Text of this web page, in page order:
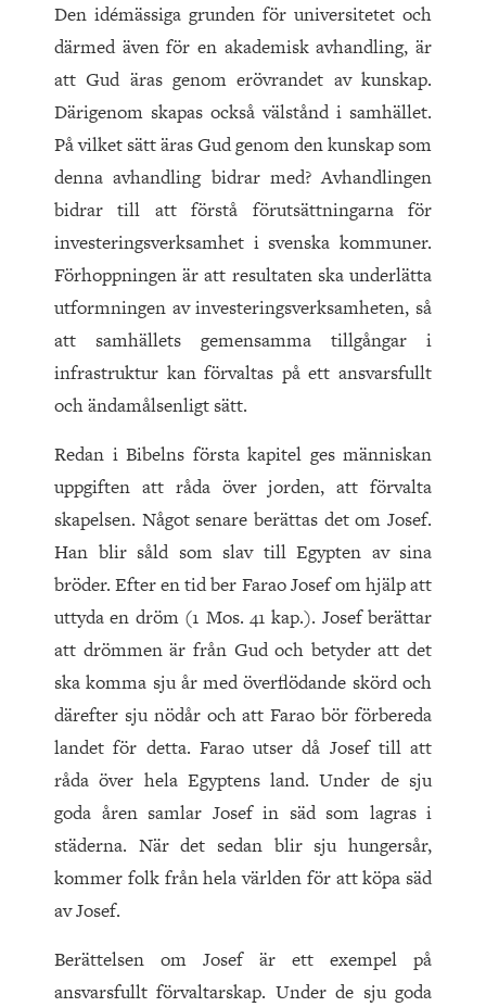
Den idémässiga grunden för universitetet och
därmed även för en akademisk avhandling, är
att Gud äras genom erövrandet av kunskap.
Därigenom skapas också välstånd i samhället.
På vilket sätt äras Gud genom den kunskap som
denna avhandling bidrar med? Avhandlingen
bidrar till att förstå förutsättningarna för
investeringsverksamhet i svenska kommuner.
Förhoppningen är att resultaten ska underlätta
utformningen av investeringsverksamheten, så
att samhällets gemensamma tillgångar i
infrastruktur kan förvaltas på ett ansvarsfullt
och ändamålsenligt sätt.
Redan i Bibelns första kapitel ges människan
uppgiften att råda över jorden, att förvalta
skapelsen. Något senare berättas det om Josef.
Han blir såld som slav till Egypten av sina
bröder. Efter en tid ber Farao Josef om hjälp att
uttyda en dröm (1 Mos. 41 kap.). Josef berättar
att drömmen är från Gud och betyder att det
ska komma sju år med överflödande skörd och
därefter sju nödår och att Farao bör förbereda
landet för detta. Farao utser då Josef till att
råda över hela Egyptens land. Under de sju
goda åren samlar Josef in säd som lagras i
städerna. När det sedan blir sju hungersår,
kommer folk från hela världen för att köpa säd
av Josef.
Berättelsen om Josef är ett exempel på
ansvarsfullt förvaltarskap. Under de sju goda